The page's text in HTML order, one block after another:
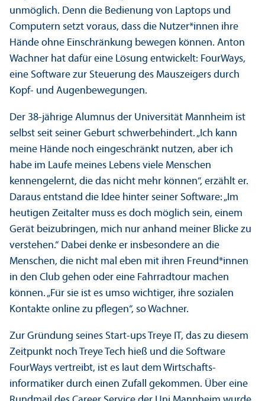
unmöglich. Denn die Bedienung von Laptops und
Computern setzt voraus, dass die Nutzer*innen ihre
Hände ohne Einschränkung bewegen können. Anton
Wachner hat dafür eine Lösung entwickelt: FourWays,
eine Software zur Steuerung des Mauszeigers durch
Kopf- und Augenbewegungen.
Der 38-jährige Alumnus der Universität Mannheim ist
selbst seit seiner Geburt schwerbehindert. „Ich kann
meine Hände noch eingeschränkt nutzen, aber ich
habe im Laufe meines Lebens viele Menschen
kennengelernt, die das nicht mehr können“, erzählt er.
Daraus entstand die Idee hinter seiner Software: „Im
heutigen Zeitalter muss es doch möglich sein, einem
Gerät beizubringen, mich nur anhand meiner Blicke zu
verstehen.“ Dabei denke er insbesondere an die
Menschen, die nicht mal eben mit ihren Freund*innen
in den Club gehen oder eine Fahrradtour machen
können. „Für sie ist es umso wichtiger, ihre sozialen
Kontakte online zu pflegen“, so Wachner.
Zur Gründung seines Start-ups Treye IT, das zu diesem
Zeitpunkt noch Treye Tech hieß und die Software
FourWays vertreibt, ist es laut dem Wirtschafts­
informatiker durch einen Zufall gekommen. Über eine